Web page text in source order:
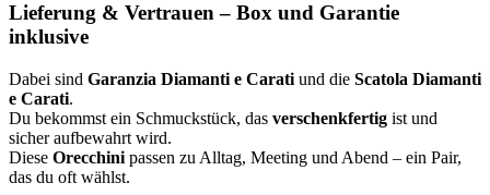
Lieferung & Vertrauen – Box und Garantie
inklusive
Dabei sind Garanzia Diamanti e Carati und die Scatola Diamanti
e Carati.
Du bekommst ein Schmuckstück, das verschenkfertig ist und
sicher aufbewahrt wird.
Diese Orecchini passen zu Alltag, Meeting und Abend – ein Pair,
das du oft wählst.